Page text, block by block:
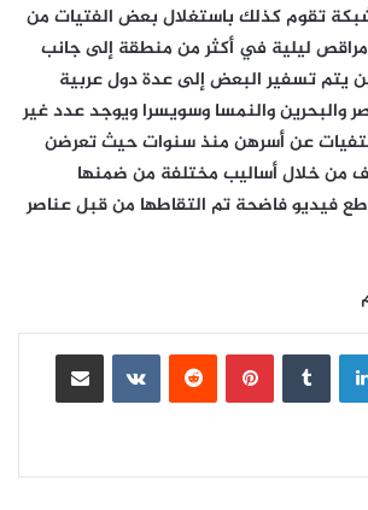
تقوم كذلك باستغلال بعض الفتيات من
ليلية في أكثر من منطقة إلى جانب
يتم تسفير البعض إلى عدة دول عربية
والبحرين والنمسا وسويسرا ويوجد عدد غير
عن أسرهن منذ سنوات حيث تعرضن
من خلال أساليب مختلفة من ضمنها
فيديو فاضحة تم التقاطها من قبل عناصر
لينكدإن بينتيريست
مشاركة عبر البريد